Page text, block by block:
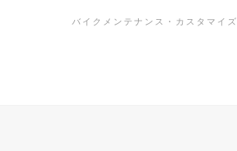
バイクメンテナンス・カスタマイズ